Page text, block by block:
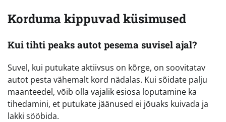
Korduma kippuvad küsimused
Kui tihti peaks autot pesema suvisel ajal?
Suvel, kui putukate aktiivsus on kõrge, on soovitatav
autot pesta vähemalt kord nädalas. Kui sõidate palju
maanteedel, võib olla vajalik esiosa loputamine ka
tihedamini, et putukate jäänused ei jõuaks kuivada ja
lakki sööbida.